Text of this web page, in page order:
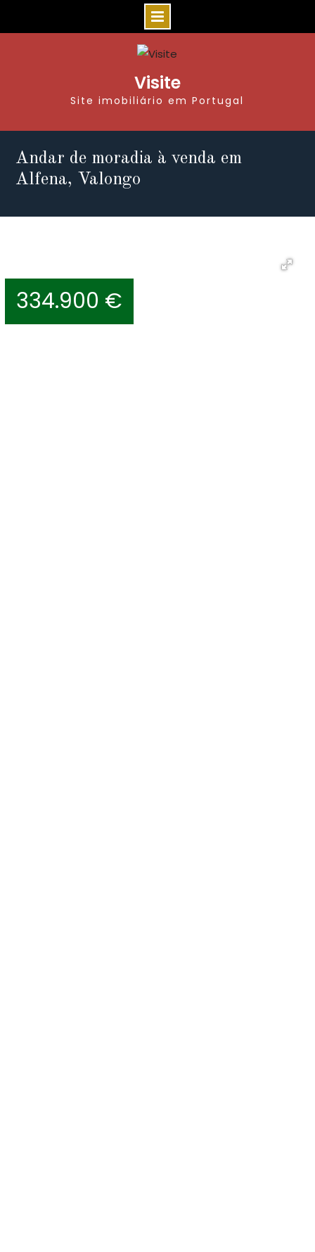
Visite
Site imobiliário em Portugal
Andar de moradia à venda em
Alfena, Valongo
334.900 €